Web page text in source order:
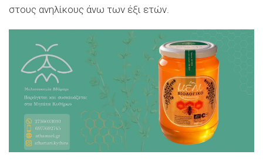
στους ανηλίκους άνω των έξι ετών.